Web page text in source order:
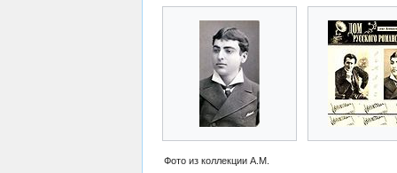
Фото из коллекции А.М.